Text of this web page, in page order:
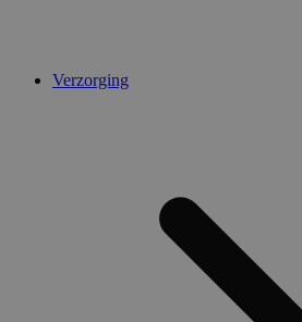
Verzorging